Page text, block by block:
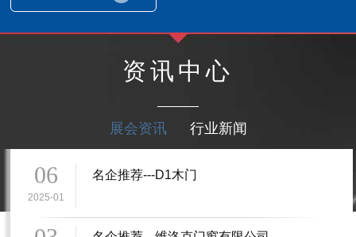
资讯中心
展会资讯 行业新闻
06
2025-01
名企推荐---D1木门